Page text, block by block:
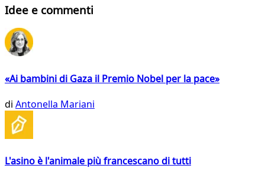
Idee e commenti
«Ai bambini di Gaza il Premio Nobel per la pace»
di Antonella Mariani
L'asino è l'animale più francescano di tutti